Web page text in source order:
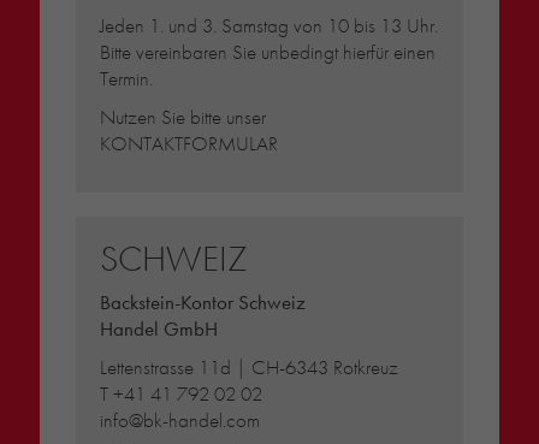
Jeden 1. und 3. Samstag von 10 bis 13 Uhr.
Bitte vereinbaren Sie unbedingt hierfür einen
Termin.
Nutzen Sie bitte unser
KONTAKTFORMULAR
SCHWEIZ
Backstein-Kontor Schweiz
Handel GmbH
Lettenstrasse 11d | CH-6343 Rotkreuz
T+41 41 792 02 02
info@bk-handel.com